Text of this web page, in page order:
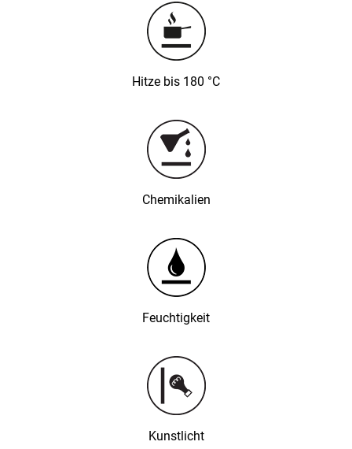
Hitze bis 180 °C
Chemikalien
Feuchtigkeit
Kunstlicht